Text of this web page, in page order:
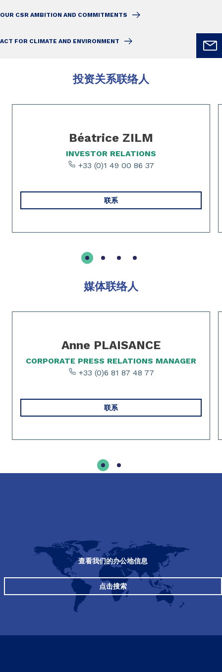
OUR CSR AMBITION AND COMMITMENTS
ACT FOR CLIMATE AND ENVIRONMENT
投资关系联络人
Slide 1 of 4
Béatrice ZILM
INVESTOR RELATIONS
+33 (0)1 49 00 86 37
联系
媒体联络人
Slide 1 of 2
Anne PLAISANCE
CORPORATE PRESS RELATIONS MANAGER
+33 (0)6 81 87 48 77
联系
查看我们的办公地信息
点击搜索